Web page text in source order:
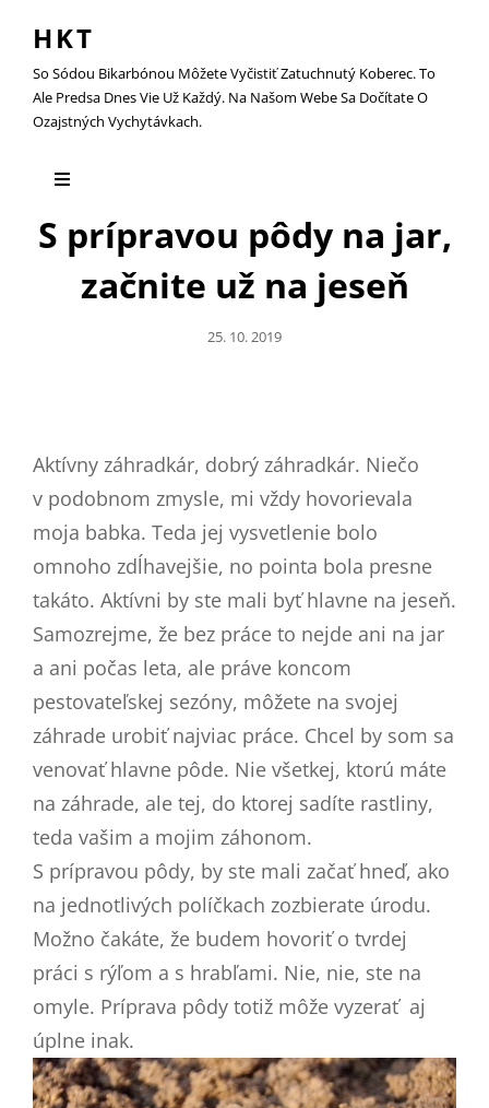
HKT
So Sódou Bikarbónou Môžete Vyčistiť Zatuchnutý Koberec. To
Ale Predsa Dnes Vie Už Každý. Na Našom Webe Sa Dočítate O
Ozajstných Vychytávkach.
S prípravou pôdy na jar,
začnite už na jeseň
Posted
25. 10. 2019
Aktívny záhradkár, dobrý záhradkár. Niečo
v podobnom zmysle, mi vždy hovorievala
moja babka. Teda jej vysvetlenie bolo
omnoho zdĺhavejšie, no pointa bola presne
takáto. Aktívni by ste mali byť hlavne na jeseň.
Samozrejme, že bez práce to nejde ani na jar
a ani počas leta, ale práve koncom
pestovateľskej sezóny, môžete na svojej
záhrade urobiť najviac práce. Chcel by som sa
venovať hlavne pôde. Nie všetkej, ktorú máte
na záhrade, ale tej, do ktorej sadíte rastliny,
teda vašim a mojim záhonom.
S prípravou pôdy, by ste mali začať hneď, ako
na jednotlivých políčkach zozbierate úrodu.
Možno čakáte, že budem hovoriť o tvrdej
práci s rýľom a s hrabľami. Nie, nie, ste na
omyle. Príprava pôdy totiž môže vyzerať aj
úplne inak.